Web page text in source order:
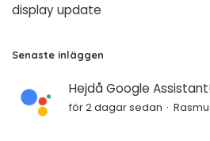
display update
Senaste inläggen
Hejdå Google
för 2 dagar sedan